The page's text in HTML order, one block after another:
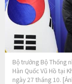
Bộ trưởng Bộ Thống
Hàn Quốc Vũ Hồ tại
ngày 27 tháng 10.